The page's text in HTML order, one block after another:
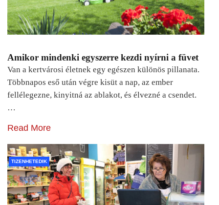
Amikor mindenki egyszerre kezdi nyírni a füvet
Van a kertvárosi életnek egy egészen különös pillanata.
Többnapos eső után végre kisüt a nap, az ember
fellélegezne, kinyitná az ablakot, és élvezné a csendet.
…
Read More
TIZENHETEDIK